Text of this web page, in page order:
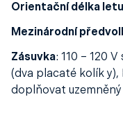
Orientační délka letu
Mezinárodní
Zásuvka: 110 – 120
(dva placaté kolík y),
doplňovat